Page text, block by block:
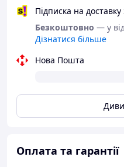
Підписка на
Безкоштовно — у
Дізнатися більше
Нова Пошта
Оплата та гарантії